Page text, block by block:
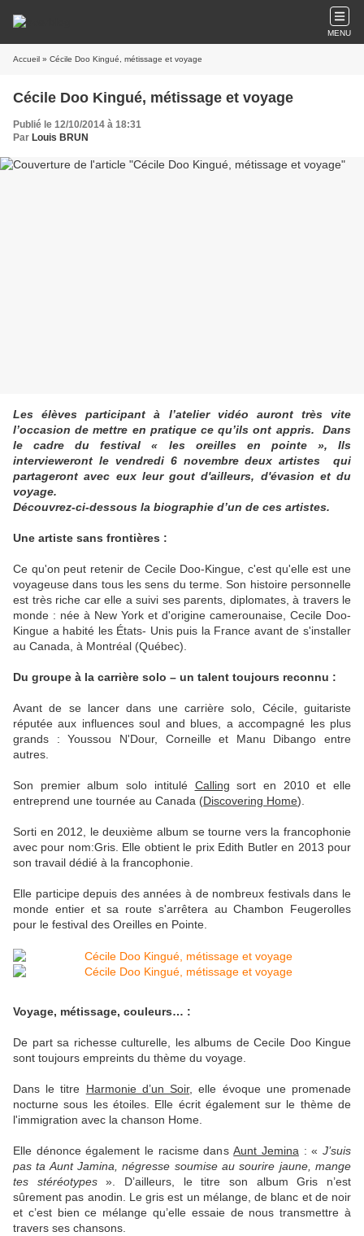
MENU
Accueil » Cécile Doo Kingué, métissage et voyage
Cécile Doo Kingué, métissage et voyage
Publié le 12/10/2014 à 18:31
Par Louis BRUN
Les élèves participant à l’atelier vidéo auront très vite
l’occasion de mettre en pratique ce qu’ils ont appris. Dans
le cadre du festival « les oreilles en pointe », Ils
intervieweront le vendredi 6 novembre deux artistes qui
partageront avec eux leur gout d'ailleurs, d'évasion et du
voyage.
Découvrez-ci-dessous la biographie d’un de ces artistes.
Une artiste sans frontières :
Ce qu'on peut retenir de Cecile Doo-Kingue, c'est qu'elle est une
voyageuse dans tous les sens du terme. Son histoire personnelle
est très riche car elle a suivi ses parents, diplomates, à travers le
monde : née à New York et d'origine camerounaise, Cecile Doo-
Kingue a habité les États- Unis puis la France avant de s'installer
au Canada, à Montréal (Québec).
Du groupe à la carrière solo – un talent toujours reconnu :
Avant de se lancer dans une carrière solo, Cécile, guitariste
réputée aux influences soul and blues, a accompagné les plus
grands : Youssou N'Dour, Corneille et Manu Dibango entre
autres.
Son premier album solo intitulé Calling sort en 2010 et elle
entreprend une tournée au Canada (Discovering Home).
Sorti en 2012, le deuxième album se tourne vers la francophonie
avec pour nom:Gris. Elle obtient le prix Edith Butler en 2013 pour
son travail dédié à la francophonie.
Elle participe depuis des années à de nombreux festivals dans le
monde entier et sa route s'arrêtera au Chambon Feugerolles
pour le festival des Oreilles en Pointe.
Voyage, métissage, couleurs… :
De part sa richesse culturelle, les albums de Cecile Doo Kingue
sont toujours empreints du thème du voyage.
Dans le titre Harmonie d’un Soir, elle évoque une promenade
nocturne sous les étoiles. Elle écrit également sur le thème de
l'immigration avec la chanson Home.
Elle dénonce également le racisme dansAunt Jemina : «J’suis
pas ta Aunt Jamina, négresse soumise au sourire jaune, mange
tes stéréotypes». D’ailleurs, le titre son album Gris n’est
sûrement pas anodin. Le gris est un mélange, de blanc et de noir
et c’est bien ce mélange qu’elle essaie de nous transmettre à
travers ses chansons.